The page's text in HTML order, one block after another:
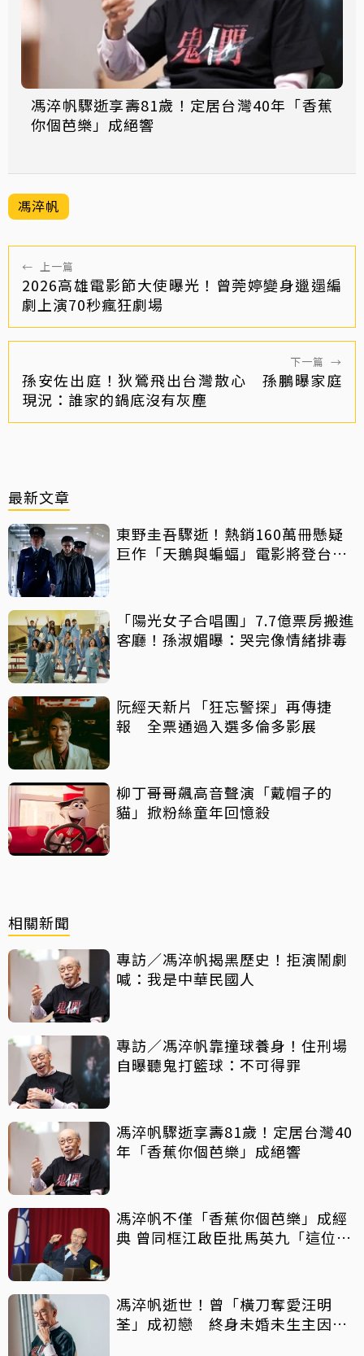
馮淬帆驟逝享壽81歲！定居台灣40年「香蕉
你個芭樂」成絕響
馮淬帆
← 上一篇
2026高雄電影節大使曝光！曾莞婷變身邋遢編
劇上演70秒瘋狂劇場
下一篇 →
孫安佐出庭！狄鶯飛出台灣散心 孫鵬曝家庭
現況：誰家的鍋底沒有灰塵
最新文章
東野圭吾驟逝！熱銷160萬冊懸疑
巨作「天鵝與蝙蝠」電影將登台上
「陽光女子合唱團」7.7億票房搬進
客廳！孫淑媚曝：哭完像情緒排毒
阮經天新片「狂忘警探」再傳捷
報 全票通過入選多倫多影展
柳丁哥哥飆高音聲演「戴帽子的
貓」掀粉絲童年回憶殺
相關新聞
專訪／馮淬帆揭黑歷史！拒演鬧劇
喊：我是中華民國人
專訪／馮淬帆靠撞球養身！住刑場
自曝聽鬼打籃球：不可得罪
馮淬帆驟逝享壽81歲！定居台灣40
年「香蕉你個芭樂」成絕響
馮淬帆不僅「香蕉你個芭樂」成經
典 曾同框江啟臣批馬英九「這位先
馮淬帆逝世！曾「橫刀奪愛汪明
荃」成初戀 終身未婚未生主因曝